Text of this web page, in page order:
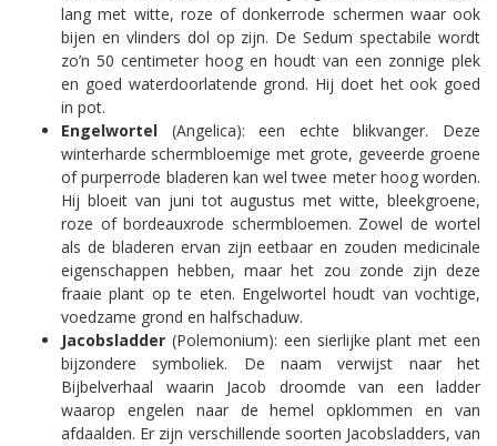
lang met witte, roze of donkerrode schermen waar ook
bijen en vlinders dol op zijn. De Sedum spectabile wordt
zo’n 50 centimeter hoog en houdt van een zonnige plek
en goed waterdoorlatende grond. Hij doet het ook goed
in pot.
Engelwortel (Angelica): een echte blikvanger. Deze
winterharde schermbloemige met grote, geveerde groene
of purperrode bladeren kan wel twee meter hoog worden.
Hij bloeit van juni tot augustus met witte, bleekgroene,
roze of bordeauxrode schermbloemen. Zowel de wortel
als de bladeren ervan zijn eetbaar en zouden medicinale
eigenschappen hebben, maar het zou zonde zijn deze
fraaie plant op te eten. Engelwortel houdt van vochtige,
voedzame grond en halfschaduw.
Jacobsladder (Polemonium): een sierlijke plant met een
bijzondere symboliek. De naam verwijst naar het
Bijbelverhaal waarin Jacob droomde van een ladder
waarop engelen naar de hemel opklommen en van
afdaalden. Er zijn verschillende soorten Jacobsladders, van